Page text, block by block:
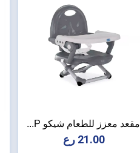
مقعد معزز للطعام شيكو P...
21.00 رع